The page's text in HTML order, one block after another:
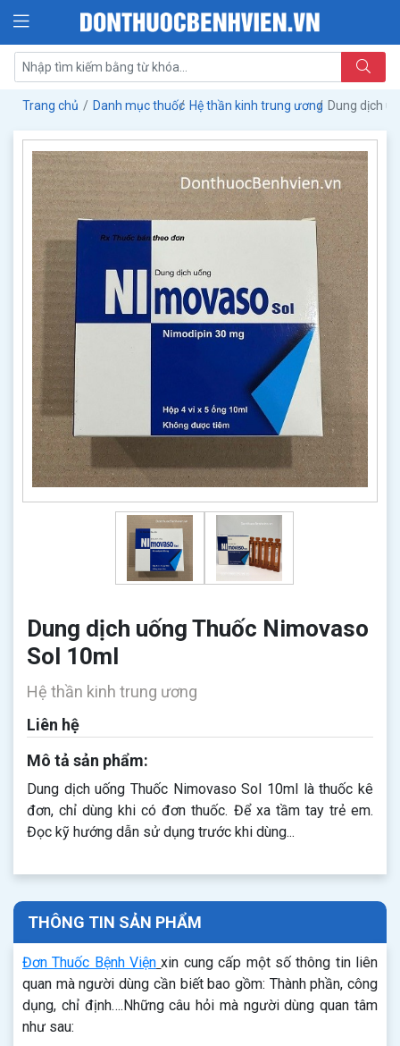
Trang chủ Danh mục thuốc Hệ thần kinh trung ương Dung dịch
Dung dịch uống Thuốc Nimovaso
Sol 10ml
Hệ thần kinh trung ương
Liên hệ
Mô tả sản phẩm:
Dung dịch uống Thuốc Nimovaso Sol 10ml là thuốc kê
đơn, chỉ dùng khi có đơn thuốc. Để xa tầm tay trẻ em.
Đọc kỹ hướng dẫn sử dụng trước khi dùng...
THÔNG TIN SẢN PHẨM
Đơn Thuốc Bệnh Viện xin cung cấp một số thông tin liên
quan mà người dùng cần biết bao gồm: Thành phần, công
dụng, chỉ định….Những câu hỏi mà người dùng quan tâm
như sau: